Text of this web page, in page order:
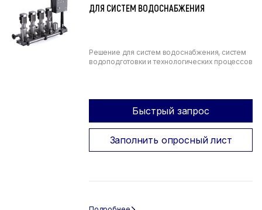
ДЛЯ СИСТЕМ ВОДОСНАБЖЕНИЯ
Решение для систем водоснабжения, систем
водоподготовки и технологических процессов
Быстрый запрос
Заполнить опросный лист